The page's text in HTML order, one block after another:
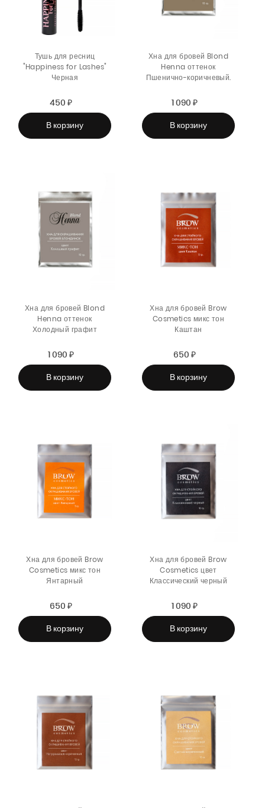
Тушь для ресниц
"Happiness for Lashes"
Черная
Sale
price
450 ₽
price
В корзину
Хна для бровей Blond
Henna оттенок
Пшенично-коричневый.
Sale
price
1 090 ₽
price
В корзину
Хна для бровей Blond
Henna оттенок
Холодный графит
Sale
price
1 090 ₽
price
В корзину
Хна для бровей Brow
Cosmetics микс тон
Каштан
Sale
price
650 ₽
price
В корзину
Хна для бровей Brow
Cosmetics микс тон
Янтарный
Sale
price
650 ₽
price
В корзину
Хна для бровей Brow
Cosmetics цвет
Классический черный
Sale
price
1 090 ₽
price
В корзину